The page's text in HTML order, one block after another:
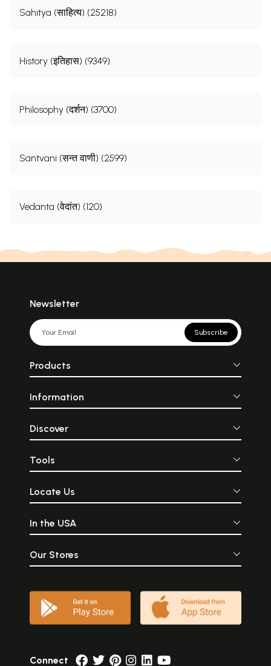
Sahitya (साहित्य) (25218)
History (इतिहास) (9349)
Philosophy (दर्शन) (3700)
Santvani (सन्त वाणी) (2599)
Vedanta (वेदांत) (120)
Newsletter
Subscribe
Products
Information
Discover
Tools
Locate Us
In the USA
Our Stores
Connect